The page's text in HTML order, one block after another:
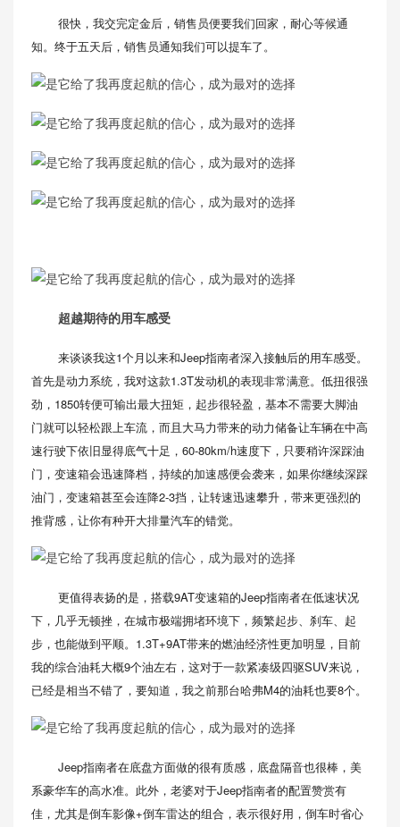
很快，我交完定金后，销售员便要我们回家，耐心等候通
知。终于五天后，销售员通知我们可以提车了。
超越期待的用车感受
来谈谈我这1个月以来和Jeep指南者深入接触后的用车感受。
首先是动力系统，我对这款1.3T发动机的表现非常满意。低扭很强
劲，1850转便可输出最大扭矩，起步很轻盈，基本不需要大脚油
门就可以轻松跟上车流，而且大马力带来的动力储备让车辆在中高
速行驶下依旧显得底气十足，60-80km/h速度下，只要稍许深踩油
门，变速箱会迅速降档，持续的加速感便会袭来，如果你继续深踩
油门，变速箱甚至会连降2-3挡，让转速迅速攀升，带来更强烈的
推背感，让你有种开大排量汽车的错觉。
更值得表扬的是，搭载9AT变速箱的Jeep指南者在低速状况
下，几乎无顿挫，在城市极端拥堵环境下，频繁起步、刹车、起
步，也能做到平顺。1.3T+9AT带来的燃油经济性更加明显，目前
我的综合油耗大概9个油左右，这对于一款紧凑级四驱SUV来说，
已经是相当不错了，要知道，我之前那台哈弗M4的油耗也要8个。
Jeep指南者在底盘方面做的很有质感，底盘隔音也很棒，美
系豪华车的高水准。此外，老婆对于Jeep指南者的配置赞赏有
佳，尤其是倒车影像+倒车雷达的组合，表示很好用，倒车时省心